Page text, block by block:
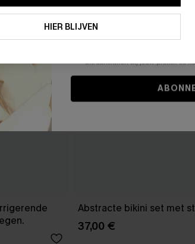
Abstracte bikini set met
37,00 €
HIER BLIJVEN
Door je contactgegevens in te
Algemene
stemt er tevens mee in om
en gepersonaliseerde
winkelwagen) en e-mails van
niet vereist voor een aankoop. We
informatie gebruiken om
die aansluiten bij jouw profiel. Je